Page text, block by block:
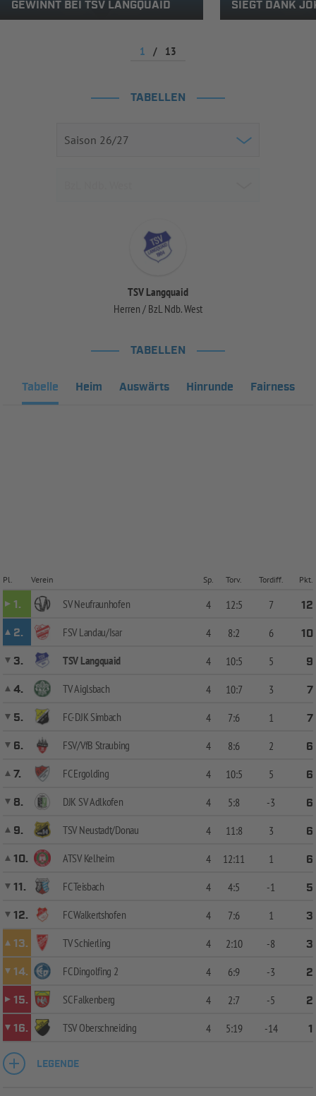
GEWINNT BEI TSV LANGQUAID SIEGT DANK
1 / 13
TABELLEN
TSV Langquaid
Herren / BzL Ndb. West
TABELLEN
Tabelle Heim Auswärts Hinrunde Fairness
Pl. Verein Sp. Torv. Tordiff. Pkt.
1. SV Neufraunhofen 4 12:5 7
12
2.
FSV Landau/Isar 4 8:2 6
10
3.
TSV Langquaid 4 10:5 5
9
4.
TV Aiglsbach 4 10:7 3
7
5.
FC-DJK Simbach 4 7:6 1
7
6.
FSV/VfB Straubing 4 8:6 2
6
7.
FC Ergolding 4 10:5 5
6
8.
DJK SV Adlkofen 4 5:8 -3
6
9.
TSV Neustadt/Donau 4 11:8 3
6
10.
ATSV Kelheim 4 12:11 1
6
11.
FC Teisbach 4 4:5 -1
5
12.
FC Walkertshofen 4 7:6 1
3
13.
TV Schierling 4 2:10 -8
3
14.
FC Dingolfing 2 4 6:9 -3
2
15.
SC Falkenberg 4 2:7 -5
2
16.
TSV Oberschneiding 4 5:19 -14 1
LEGENDE